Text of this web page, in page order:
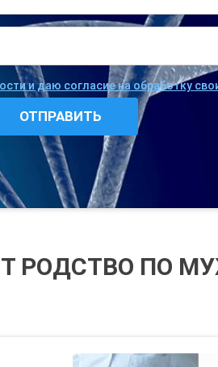
и даю согласие на обработку
РОДСТВО ПО